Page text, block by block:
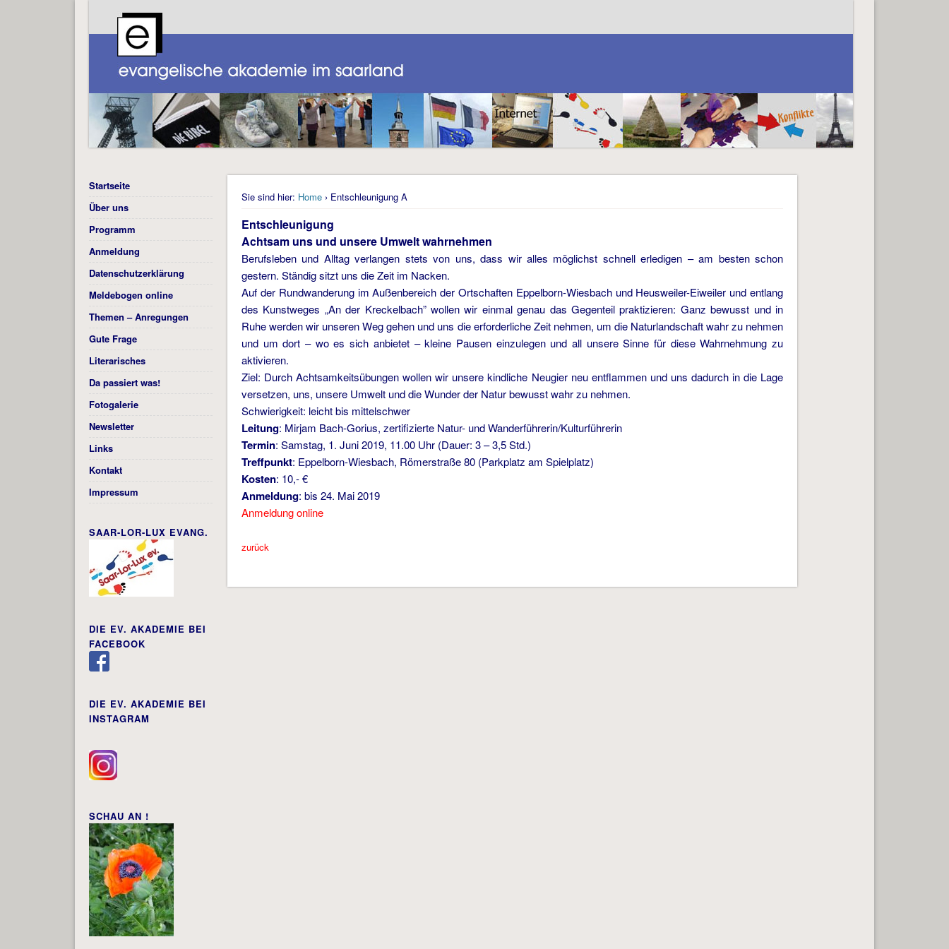
Sie sind hier: Home › Entschleunigung A
Entschleunigung
Achtsam uns und unsere Umwelt wahrnehmen
Berufsleben und Alltag verlangen stets von uns, dass wir alles möglichst schnell erledigen – am besten schon
gestern. Ständig sitzt uns die Zeit im Nacken.
Auf der Rundwanderung im Außenbereich der Ortschaften Eppelborn-Wiesbach und Heusweiler-Eiweiler und entlang
des Kunstweges „An der Kreckelbach” wollen wir einmal genau das Gegenteil praktizieren: Ganz bewusst und in
Ruhe werden wir unseren Weg gehen und uns die erforderliche Zeit nehmen, um die Naturlandschaft wahr zu nehmen
und um dort – wo es sich anbietet – kleine Pausen einzulegen und all unsere Sinne für diese Wahrnehmung zu
aktivieren.
Ziel: Durch Achtsamkeitsübungen wollen wir unsere kindliche Neugier neu entflammen und uns dadurch in die Lage
versetzen, uns, unsere Umwelt und die Wunder der Natur bewusst wahr zu nehmen.
Schwierigkeit: leicht bis mittelschwer
Leitung: Mirjam Bach-Gorius, zertifizierte Natur- und Wanderführerin/Kulturführerin
Termin: Samstag, 1. Juni 2019, 11.00 Uhr (Dauer: 3 – 3,5 Std.)
Treffpunkt: Eppelborn-Wiesbach, Römerstraße 80 (Parkplatz am Spielplatz)
Kosten: 10,- €
Anmeldung: bis 24. Mai 2019
Anmeldung online
zurück
Startseite
Über uns
Programm
Anmeldung
Datenschutzerklärung
Meldebogen online
Themen – Anregungen
Gute Frage
Literarisches
Da passiert was!
Fotogalerie
Newsletter
Links
Kontakt
Impressum
SAAR-LOR-LUX EVANG.
DIE EV. AKADEMIE BEI
FACEBOOK
DIE EV. AKADEMIE BEI
INSTAGRAM
SCHAU AN !